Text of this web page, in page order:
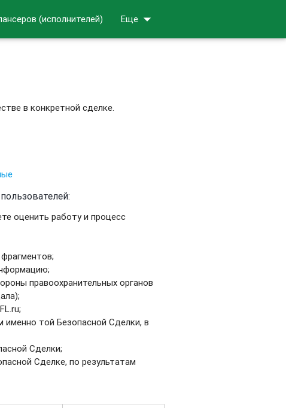
(исполнителей) Еще arrow_drop_down
в конкретной сделке.
оценить работу и процесс
правоохранительных органов
той Безопасной Сделки, в
Сделки;
Сделке, по результатам